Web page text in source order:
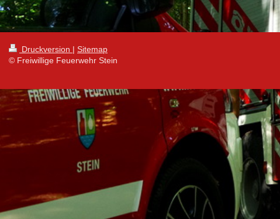
Druckversion | Sitemap
© Freiwillige Feuerwehr Stein